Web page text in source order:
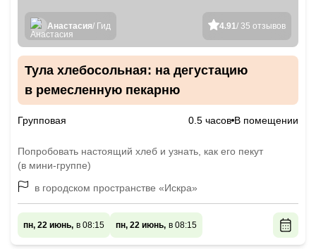
4.91/ 35 отзывов
Анастасия/ Гид
Тула хлебосольная: на дегустацию
в ремесленную пекарню
Групповая 0.5 часов В помещении
Попробовать настоящий хлеб и узнать, как его пекут
(в мини-группе)
в городском пространстве «Искра»
пн, 22 июнь, в 08:15 пн, 22 июнь, в 08:15